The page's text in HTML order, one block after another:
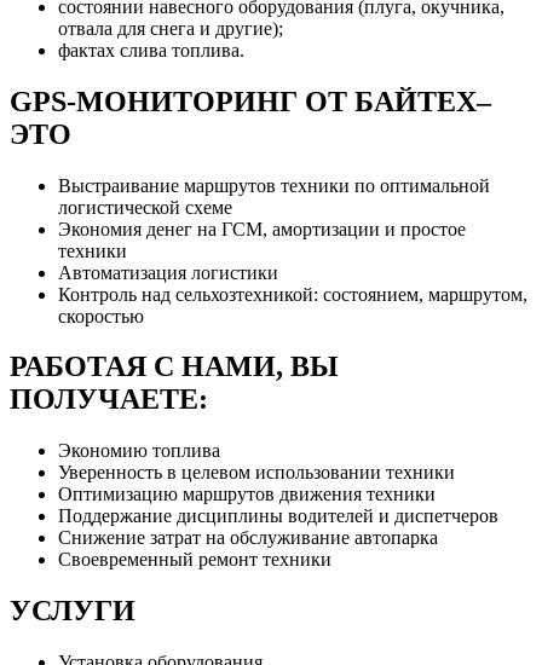
состоянии навесного оборудования (плуга, окучника,
отвала для снега и другие);
фактах слива топлива.
GPS-МОНИТОРИНГ ОТ БАЙТЕХ–
ЭТО
Выстраивание маршрутов техники по оптимальной
логистической схеме
Экономия денег на ГСМ, амортизации и простое
техники
Автоматизация логистики
Контроль над сельхозтехникой: состоянием, маршрутом,
скоростью
РАБОТАЯ С НАМИ, ВЫ
ПОЛУЧАЕТЕ:
Экономию топлива
Уверенность в целевом использовании техники
Оптимизацию маршрутов движения техники
Поддержание дисциплины водителей и диспетчеров
Снижение затрат на обслуживание автопарка
Своевременный ремонт техники
УСЛУГИ